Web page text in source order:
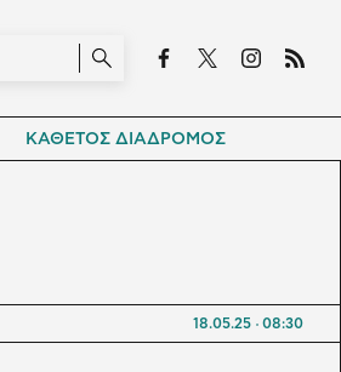
ΚΑΘΕΤΟΣ ΔΙΑΔΡΟΜΟΣ
18.05.25 08:30